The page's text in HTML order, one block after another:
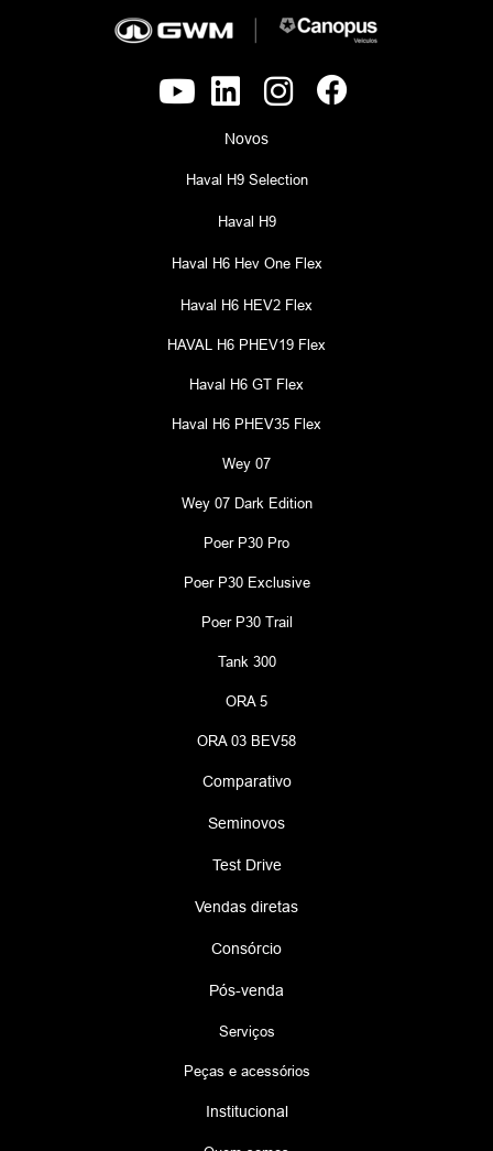
Novos
Haval H9 Selection
Haval H9
Haval H6 Hev One Flex
Haval H6 HEV2 Flex
HAVAL H6 PHEV19 Flex
Haval H6 GT Flex
Haval H6 PHEV35 Flex
Wey 07
Wey 07 Dark Edition
Poer P30 Pro
Poer P30 Exclusive
Poer P30 Trail
Tank 300
ORA 5
ORA 03 BEV58
Comparativo
Seminovos
Test Drive
Vendas diretas
Consórcio
Pós-venda
Serviços
Peças e acessórios
Institucional